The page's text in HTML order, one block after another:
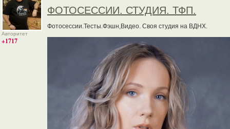
Авторитет
+1717
ФОТОСЕССИИ. СТУДИЯ. ТФП.
Фотосессии.Тесты.Фэшн,Видео. Своя студия на ВДНХ.